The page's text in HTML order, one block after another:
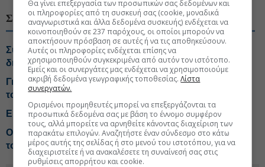
ΣΧΕΤΙΚΑ ΘΕΜΑΤΑ
Συντάξεις: Τέλος στον «κόφτη» της προσωπικής
διαφοράς
Γιατί οι τιμές βενζίνης και ντίζελ... αποσυνδέθηκαν από
το Brent
Ερχεται η «τέλεια καταιγίδα» για την τιμή του καφέ
Οι ενστάσεις της αγοράς στο Χωροταξικό για τον
τουρισμό
Θα γίνει επεξεργασία των προσωπικών σας δεδομένων και
οι πληροφορίες από τη συσκευή σας (cookie, μοναδικά
αναγνωριστικά και άλλα δεδομένα συσκευής) ενδέχεται να
κοινοποιηθούν σε 237 παρόχους, οι οποίοι μπορούν να
αποκτήσουν πρόσβαση σε αυτές ή να τις αποθηκεύσουν.
Αυτές οι πληροφορίες ενδέχεται επίσης να
χρησιμοποιηθούν συγκεκριμένα από αυτόν τον ιστότοπο.
Εμείς και οι συνεργάτες μας ενδέχεται να χρησιμοποιούμε
ακριβή δεδομένα γεωγραφικής τοποθεσίας.Λίστα
συνεργατών.
Ορισμένοι προμηθευτές μπορεί να επεξεργάζονται τα
προσωπικά δεδομένα σας με βάση το έννομο συμφέρον
τους, αλλά μπορείτε να αρνηθείτε κάνοντας διαχείριση των
παρακάτω επιλογών. Αναζητήστε έναν σύνδεσμο στο κάτω
μέρος αυτής της σελίδας ή στο μενού του ιστοτόπου, για να
διαχειριστείτε ή να ανακαλέσετε τη συναίνεσή σας στις
ρυθμίσεις απορρήτου και cookie.